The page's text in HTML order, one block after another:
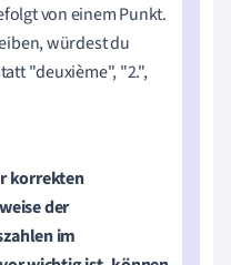
von einem Punkt.
würdest du
"deuxième", "2.",
korrekten
der
im